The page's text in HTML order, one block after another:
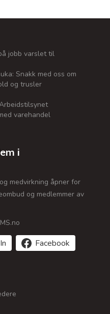
jobb varslet til
Snakk med oss om
og trusler
varehandel
i
medvirkning åpner for
og medlemmer av
Facebook